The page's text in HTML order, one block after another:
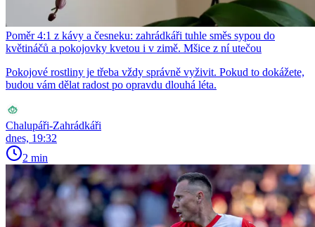
Poměr 4:1 z kávy a česneku: zahrádkáři tuhle směs sypou do
květináčů a pokojovky kvetou i v zimě. Mšice z ní utečou
Pokojové rostliny je třeba vždy správně vyživit. Pokud to dokážete,
budou vám dělat radost po opravdu dlouhá léta.
Chalupáři-Zahrádkáři
dnes, 19:32
2 min